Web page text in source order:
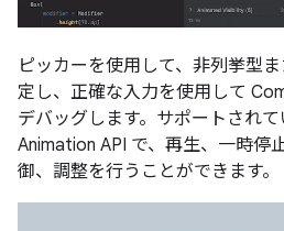
ピッカーを使用して、非列挙型
定し、正確な入力を使用して
デバッグします。サポートされ
Animation API で、再生、一時停
御、調整を行うことができます。